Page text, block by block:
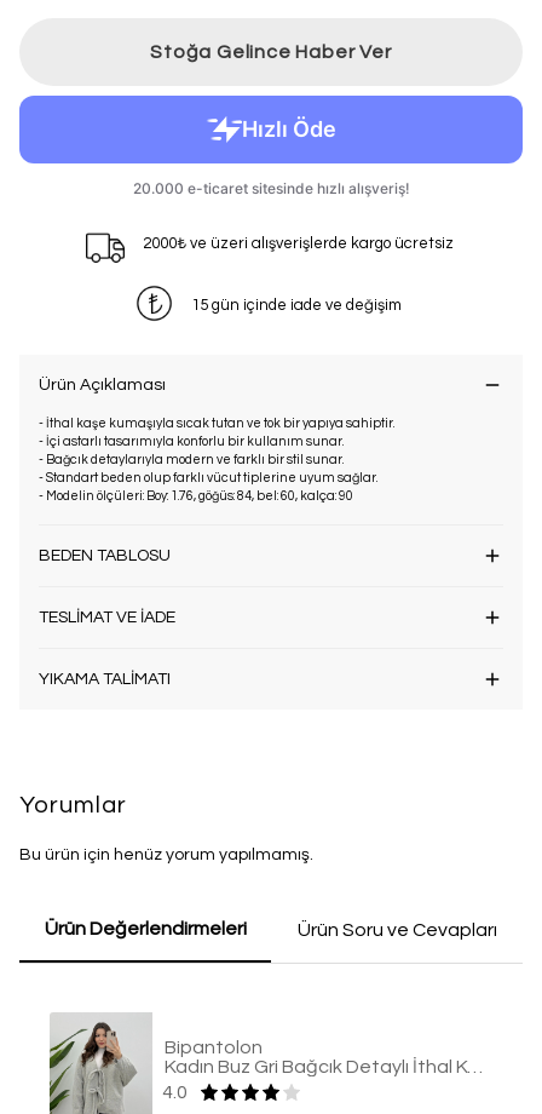
Stoğa Gelince Haber Ver
2000₺ ve üzeri alışverişlerde kargo ücretsiz
15 gün içinde iade ve değişim
Ürün Açıklaması
- İthal kaşe kumaşıyla sıcak tutan ve tok bir yapıya sahiptir.
- İçi astarlı tasarımıyla konforlu bir kullanım sunar.
- Bağcık detaylarıyla modern ve farklı bir stil sunar.
- Standart beden olup farklı vücut tiplerine uyum sağlar.
- Modelin ölçüleri: Boy: 1.76, göğüs: 84, bel: 60, kalça: 90
BEDEN TABLOSU
TESLİMAT VE İADE
YIKAMA TALİMATI
Yorumlar
Bu ürün için henüz yorum yapılmamış.
Ürün Değerlendirmeleri Ürün Soru ve Cevapları
Bipantolon
Kadın Buz Gri Bağcık Detaylı İthal Kaşe Ceket
4.0